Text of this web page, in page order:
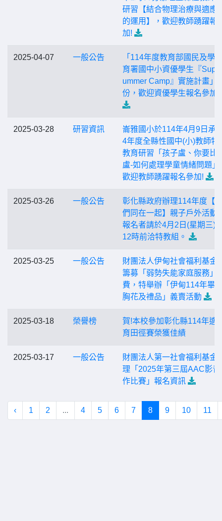
研習【結合物理治療與適應
的運用】，歡迎教師踴躍報
加!
2025-04-07 一般公告
「114年度教育部國民及學
育署國中小資優學生『
ummer Camp』實施計畫」1
份，歡迎資優學生報名參加
2025-03-28 研習資訊
崙雅國小於114年4月9日承
4年度全縣性國中(小)教師特
教育研習「孩子盧、你要比
盧-如何處理學童情緒問題」
歡迎教師踴躍報名參加!
2025-03-26 一般公告
彰化縣政府辦理114年度【
們同在一起】親子戶外活動
報名者請於4月2日(星期三)
12時前洽特教組。
2025-03-25 一般公告
財團法人伊甸社會福利基金
籌募「弱勢失能家庭服務」
費，特舉辦「伊甸114年畢
胸花及禮品」義賣活動
2025-03-18 榮譽榜
賀!本校參加彰化縣114年適
育田徑賽榮獲佳績
2025-03-17 一般公告
財團法人第一社會福利基金
理「2025年第三屆AAC影音
作比賽」報名資訊
‹ 1 2 ... 4 5 6 7 8 9 10 11